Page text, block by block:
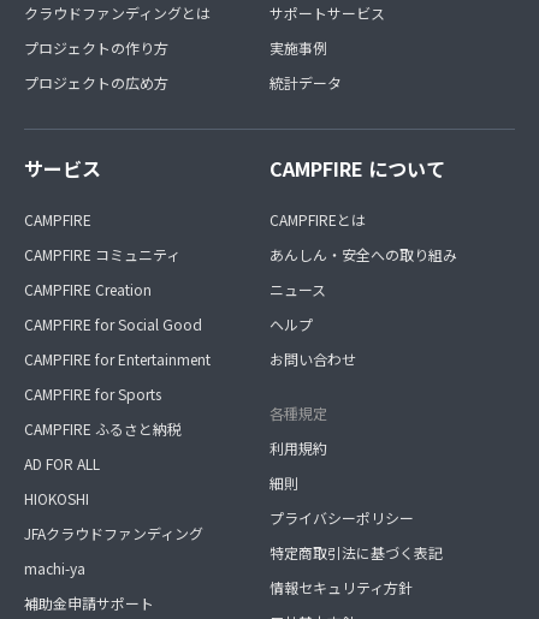
クラウドファンディングとは
プロジェクトの作り方
プロジェクトの広め方
サポートサービス
実施事例
統計データ
サービス
CAMPFIRE
CAMPFIRE コミュニティ
CAMPFIRE Creation
CAMPFIRE for Social Good
CAMPFIRE for Entertainment
CAMPFIRE for Sports
CAMPFIRE ふるさと納税
AD FOR ALL
HIOKOSHI
JFAクラウドファンディング
machi-ya
補助金申請サポート
CAMPFIRE について
CAMPFIREとは
あんしん・安全への取り組み
ニュース
ヘルプ
お問い合わせ
各種規定
利用規約
細則
プライバシーポリシー
特定商取引法に基づく表記
情報セキュリティ方針